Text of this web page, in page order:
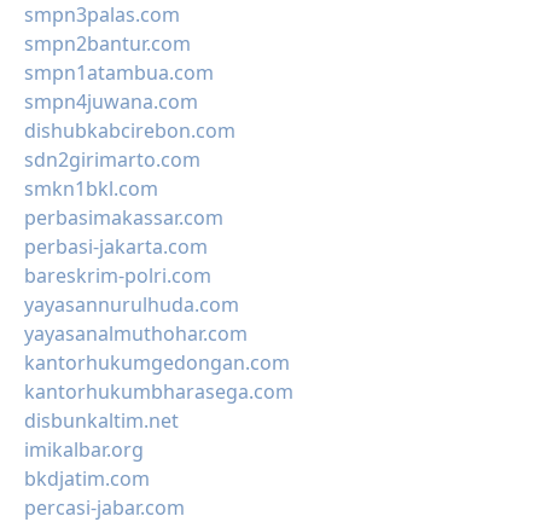
smpn3palas.com
smpn2bantur.com
smpn1atambua.com
smpn4juwana.com
dishubkabcirebon.com
sdn2girimarto.com
smkn1bkl.com
perbasimakassar.com
perbasi-jakarta.com
bareskrim-polri.com
yayasannurulhuda.com
yayasanalmuthohar.com
kantorhukumgedongan.com
kantorhukumbharasega.com
disbunkaltim.net
imikalbar.org
bkdjatim.com
percasi-jabar.com